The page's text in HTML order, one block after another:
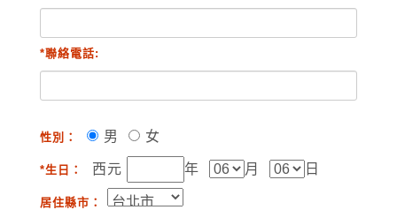
*聯絡電話:
性別： 男 女
*生日： 西元 年 月 日
居住縣市：